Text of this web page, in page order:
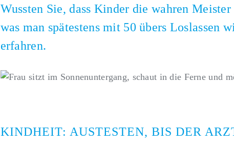
Wussten Sie, dass Kinder die wahren Meister
was man spätestens mit 50 übers Loslassen
erfahren.
KINDHEIT: AUSTESTEN, BIS DER